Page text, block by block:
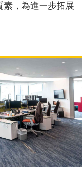
素，為進一步拓展